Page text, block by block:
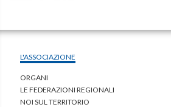
L'ASSOCIAZIONE
ORGANI
LE FEDERAZIONI REGIONALI
NOI SUL TERRITORIO